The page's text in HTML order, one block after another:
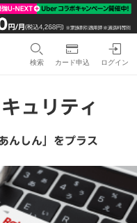
検索 カード申込 ログイン
ュリティ
んしん」をプラス